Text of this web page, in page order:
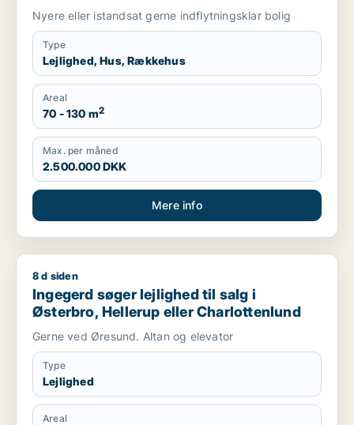
Nyere eller istandsat gerne indflytningsklar bolig
Type
Lejlighed, Hus, Rækkehus
Areal
70 - 130 m2
Max. per måned
2.500.000 DKK
Mere info
Ingegerd søger lejlighed til salg i Østerbro, Hellerup eller
8 d siden
Ingegerd søger lejlighed til salg i
Østerbro, Hellerup eller Charlottenlund
Gerne ved Øresund. Altan og elevator
Type
Lejlighed
Areal